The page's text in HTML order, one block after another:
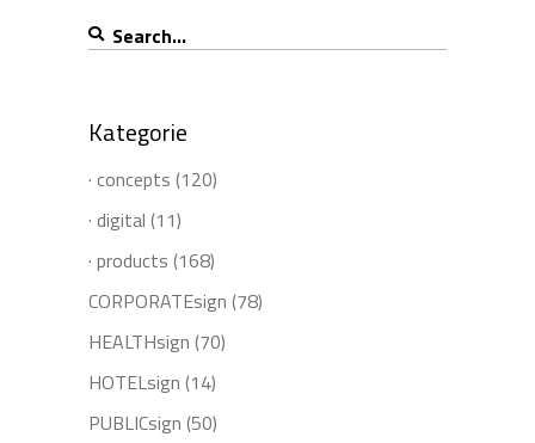
Search
for:
Kategorie
· concepts (120)
· digital (11)
· products (168)
CORPORATEsign (78)
HEALTHsign (70)
HOTELsign (14)
PUBLICsign (50)